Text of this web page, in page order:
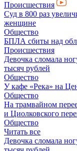
Происшествия
Суд в 800 раз
женщине
Общество
БПЛА сбиты над
Происшествия
Девочка сломала
тысяч рублей
Общество
У кафе «Река» на
Общество
На трамвайном
и Циолковского
Общество
Читать все
Девочка сломала